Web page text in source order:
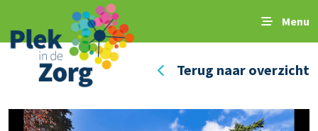
Menu
Terug naar overzicht